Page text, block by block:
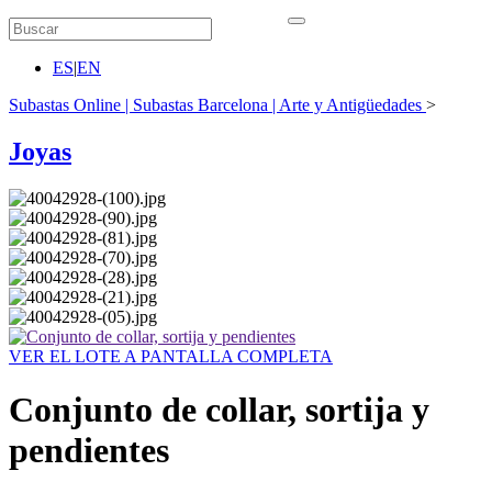
ES|EN
Subastas Online | Subastas Barcelona | Arte y Antigüedades >
Joyas
VER EL LOTE A PANTALLA COMPLETA
Conjunto de collar, sortija y
pendientes